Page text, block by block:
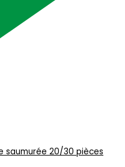
saumurée 20/30 pièces